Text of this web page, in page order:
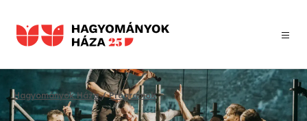
tartalomra
Morzsa
Hagyományok Háza Programok